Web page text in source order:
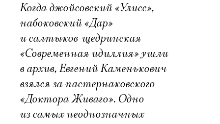
Когда джойсовский «Улисс»,
набоковский «Дар»
и салтыков-щедринская
«Современная идиллия» ушли
в архив, Евгений Каменькович
взялся за пастернаковского
«Доктора Живаго». Одно
из самых неоднозначных